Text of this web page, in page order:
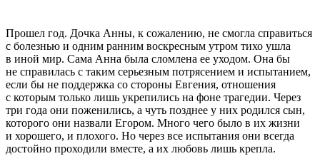
Прошел год. Дочка Анны, к сожалению, не смогла справиться
с болезнью и одним ранним воскресным утром тихо ушла
в иной мир. Сама Анна была сломлена ее уходом. Она бы
не справилась с таким серьезным потрясением и испытанием,
если бы не поддержка со стороны Евгения, отношения
с которым только лишь укрепились на фоне трагедии. Через
три года они поженились, а чуть позднее у них родился сын,
которого они назвали Егором. Много чего было в их жизни
и хорошего, и плохого. Но через все испытания они всегда
достойно проходили вместе, а их любовь лишь крепла.